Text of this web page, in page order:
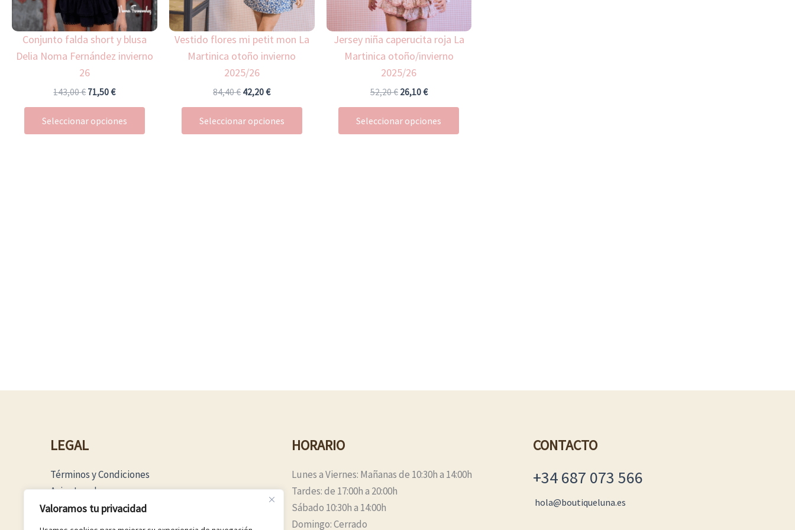
Valoramos tu privacidad
Conjunto falda short y blusa
Delia Noma Fernández invierno
26
143,00€71,50€
Seleccionar opciones
se
pueden
elegir
en
de
Vestido flores mi petit mon La
Martinica otoño invierno
2025/26
84,40€ 42,20€
Seleccionar opciones
se
pueden
elegir
de
Jersey niña caperucita roja La
Martinica otoño/invierno
2025/26
52,20€ 26,10€
Seleccionar opciones
se
pueden
elegir
de
LEGAL
Términos y Condiciones
Aviso Legal
Política Privacidad
Política Cookies
HORARIO
Lunes a Viernes: Mañanas de 10:30h a 14:00h
Tardes: de 17:00h a 20:00h
Sábado 10:30h a 14:00h
Domingo: Cerrado
CONTACTO
+34 687 073 566
hola@boutiqueluna.es